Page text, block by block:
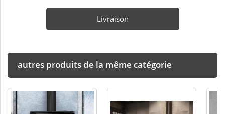
Livraison
autres produits de la même catégorie